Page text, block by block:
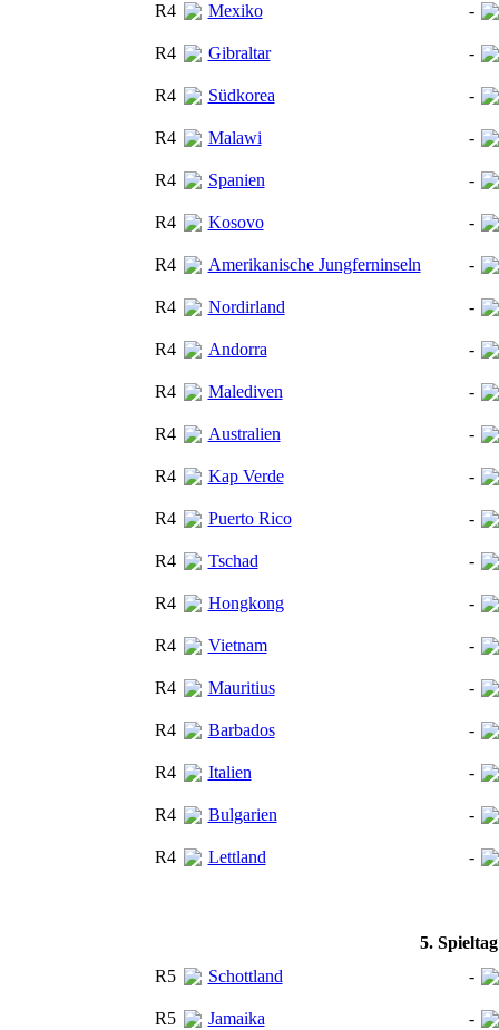
R4 Mexiko -
R4 Gibraltar -
R4 Südkorea -
R4 Malawi -
R4 Spanien -
R4 Kosovo -
R4 Amerikanische Jungferninseln -
R4 Nordirland -
R4 Andorra -
R4 Malediven -
R4 Australien -
R4 Kap Verde -
R4 Puerto Rico -
R4 Tschad -
R4 Hongkong -
R4 Vietnam -
R4 Mauritius -
R4 Barbados -
R4 Italien -
R4 Bulgarien -
R4 Lettland -
5.
R5
Schottland -
R5 Jamaika -